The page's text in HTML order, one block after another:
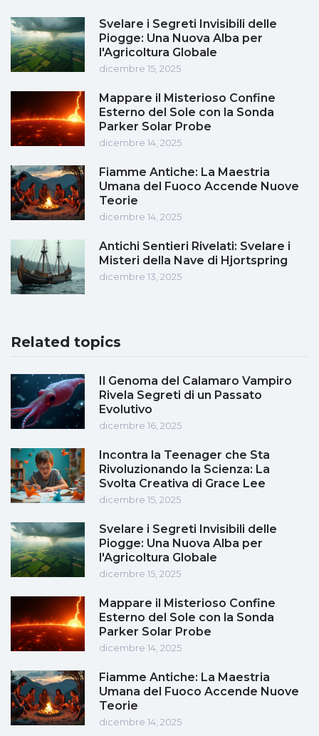
Svelare i Segreti Invisibili delle
Piogge: Una Nuova Alba per
l'Agricoltura Globale
dicembre 15, 2025
Mappare il Misterioso Confine
Esterno del Sole con la Sonda
Parker Solar Probe
dicembre 14, 2025
Fiamme Antiche: La Maestria
Umana del Fuoco Accende Nuove
Teorie
dicembre 14, 2025
Antichi Sentieri Rivelati: Svelare i
Misteri della Nave di Hjortspring
dicembre 13, 2025
Related topics
Il Genoma del Calamaro Vampiro
Rivela Segreti di un Passato
Evolutivo
dicembre 16, 2025
Incontra la Teenager che Sta
Rivoluzionando la Scienza: La
Svolta Creativa di Grace Lee
dicembre 15, 2025
Svelare i Segreti Invisibili delle
Piogge: Una Nuova Alba per
l'Agricoltura Globale
dicembre 15, 2025
Mappare il Misterioso Confine
Esterno del Sole con la Sonda
Parker Solar Probe
dicembre 14, 2025
Fiamme Antiche: La Maestria
Umana del Fuoco Accende Nuove
Teorie
dicembre 14, 2025